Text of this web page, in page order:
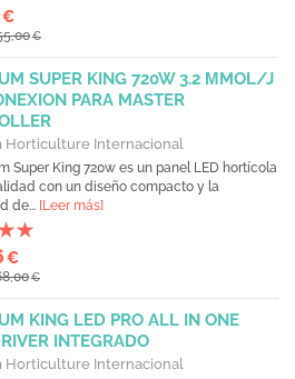
€
€
SUPER KING 720W 3.2 ΜMOL/J
PARA MASTER
Horticulture Internacional
Super King 720w es un panel LED hortícola
con un diseño compacto y la
de... [Leer más]
€
€
KING LED PRO ALL IN ONE
INTEGRADO
Horticulture Internacional